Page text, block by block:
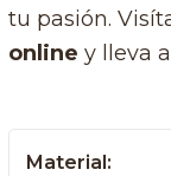
tu pasión.
online y lleva
Material: